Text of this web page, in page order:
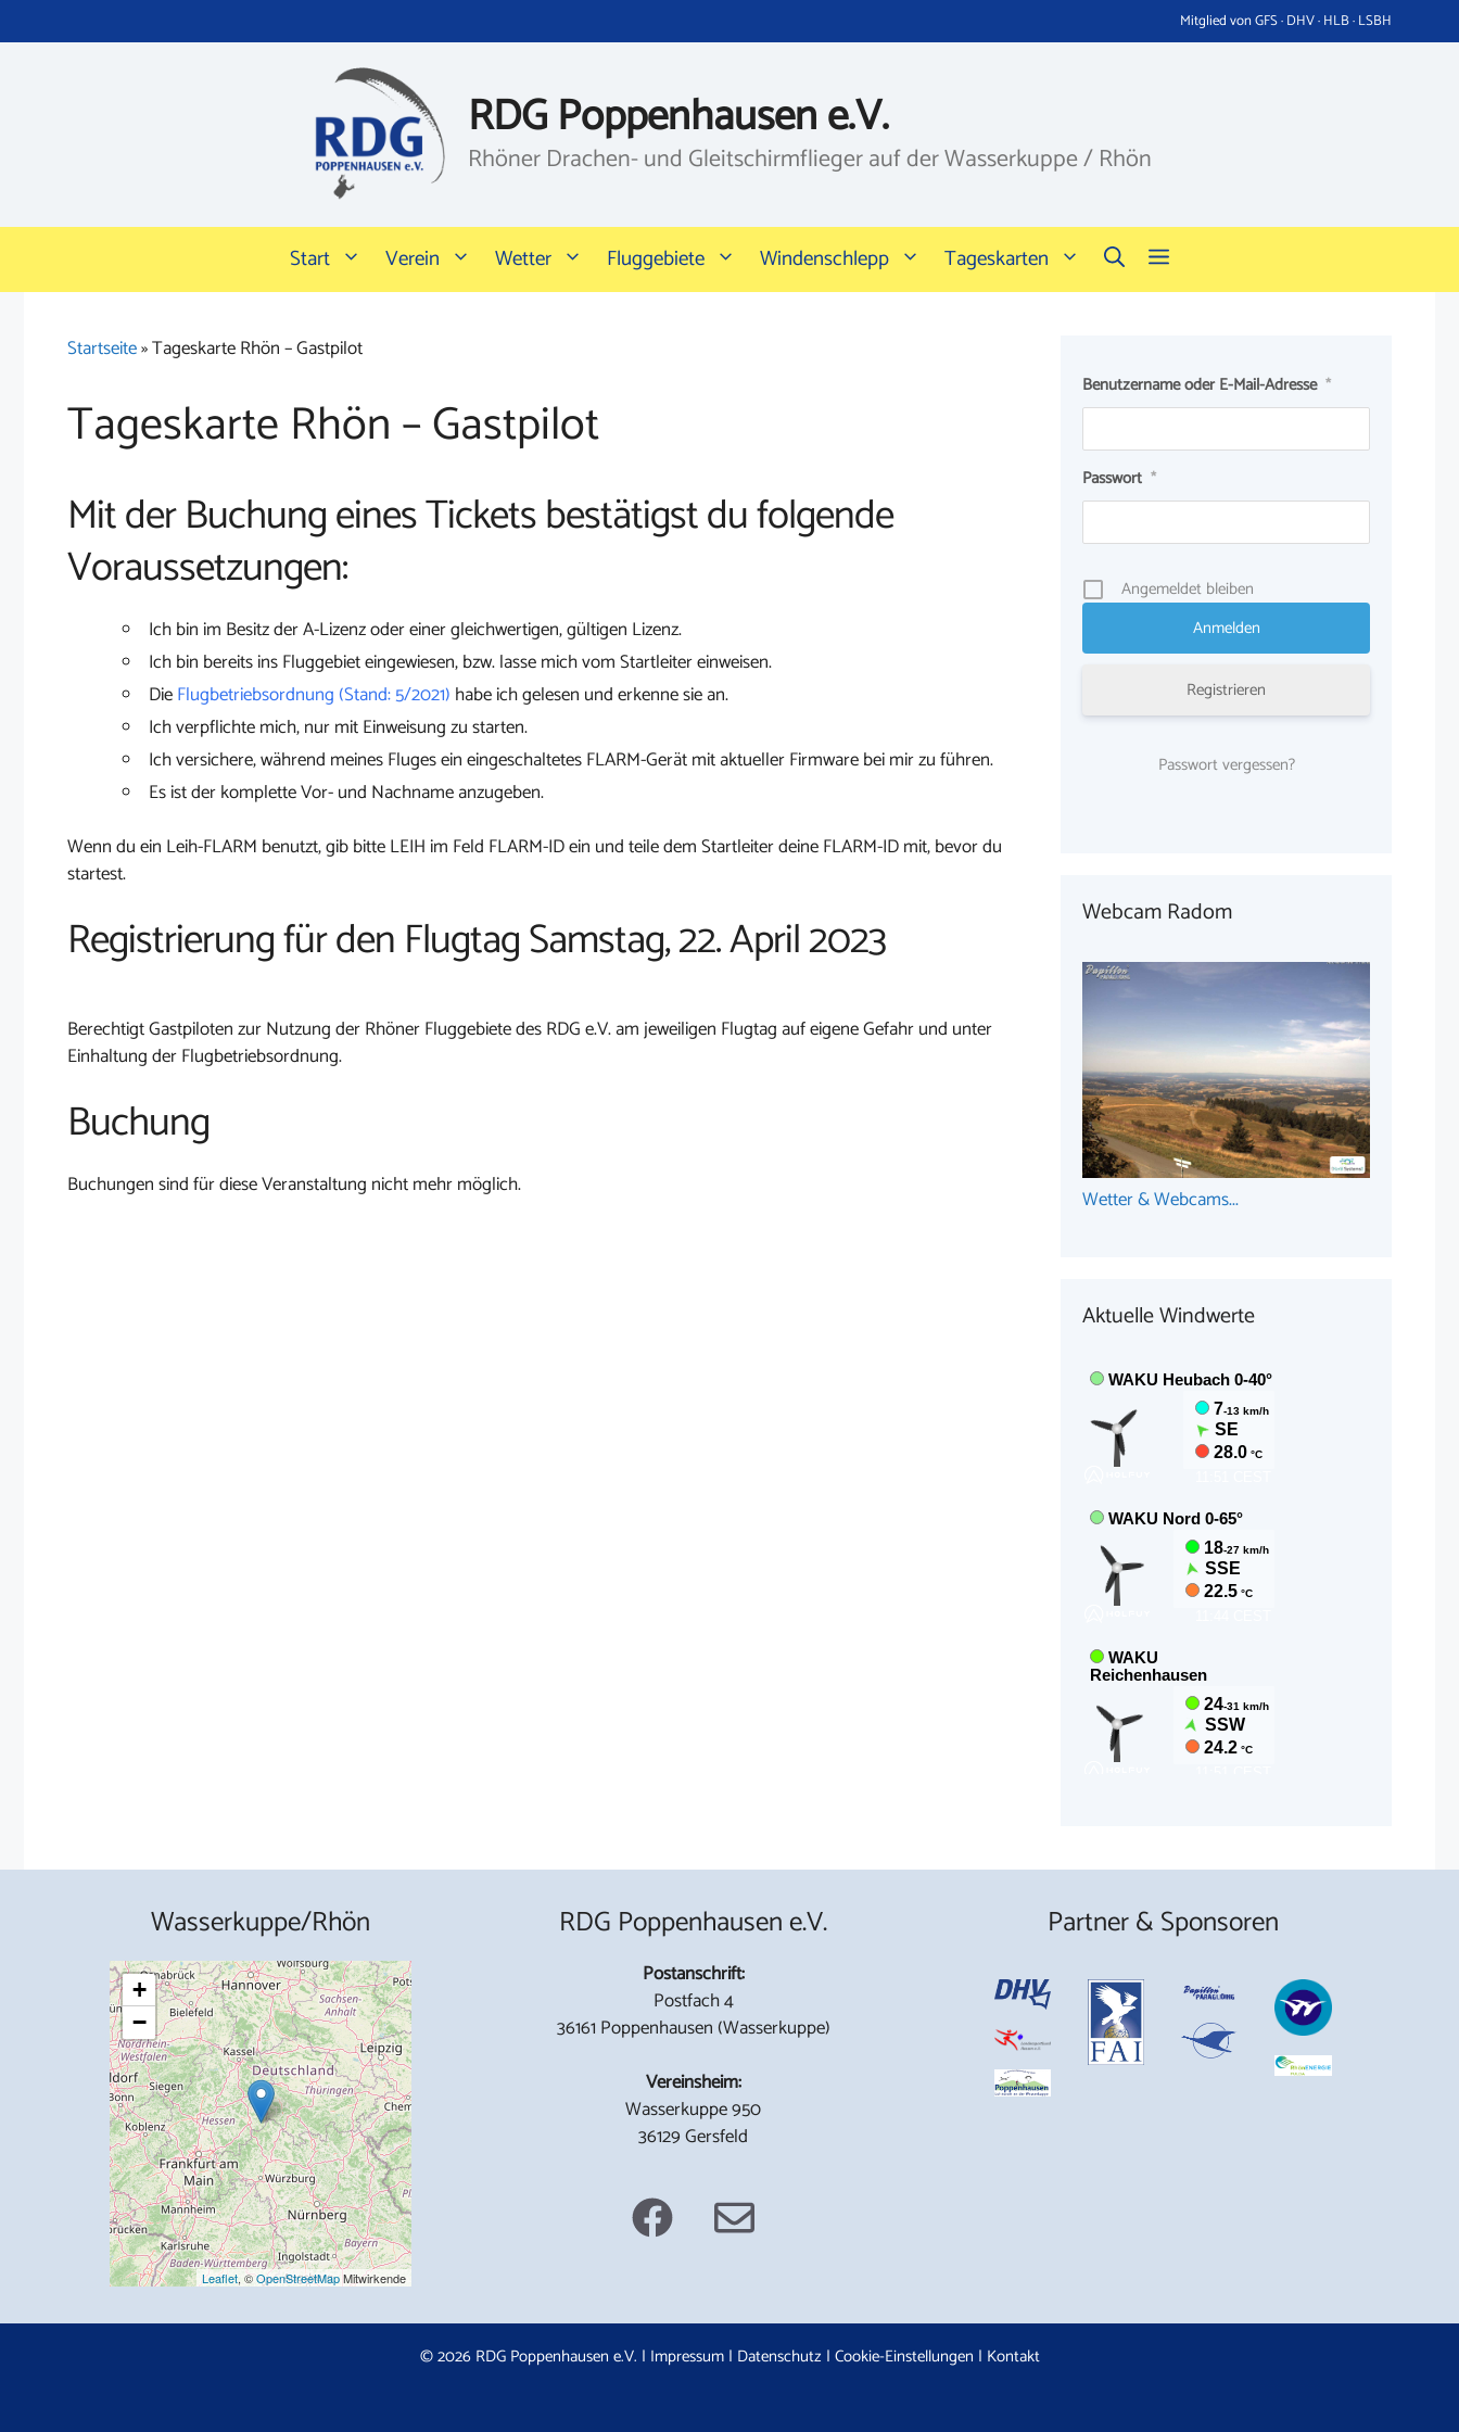
Inhalt
Mitglied von GFS · DHV · HLB · LSBH
RDG Poppenhausen e.V.
Rhöner Drachen- und Gleitschirmflieger auf der Wasserkuppe / Rhön
Start Verein Wetter Fluggebiete Windenschlepp Tageskarten
Startseite»Tageskarte Rhön – Gastpilot
Tageskarte Rhön – Gastpilot
Mit der Buchung eines Tickets bestätigst du folgende
Voraussetzungen:
Ich bin im Besitz der A-Lizenz oder einer gleichwertigen, gültigen Lizenz.
Ich bin bereits ins Fluggebiet eingewiesen, bzw. lasse mich vom Startleiter einweisen.
DieFlugbetriebsordnung (Stand: 5/2021) habe ich gelesen und erkenne sie an.
Ich verpflichte mich, nur mit Einweisung zu starten.
Ich versichere, während meines Fluges ein eingeschaltetes FLARM-Gerät mit aktueller Firmware bei mir zu führen.
Es ist der komplette Vor- und Nachname anzugeben.
Wenn du ein Leih-FLARM benutzt, gib bitte LEIH im Feld FLARM-ID ein und teile dem Startleiter deine FLARM-ID mit, bevor du
startest.
Registrierung für den Flugtag Samstag, 22. April 2023
Berechtigt Gastpiloten zur Nutzung der Rhöner Fluggebiete des RDG e.V. am jeweiligen Flugtag auf eigene Gefahr und unter
Einhaltung der Flugbetriebsordnung.
Buchung
Buchungen sind für diese Veranstaltung nicht mehr möglich.
Benutzername oder E-Mail-Adresse *
Passwort *
Angemeldet bleiben
Registrieren
Passwort vergessen?
Webcam Radom
Wetter & Webcams...
Aktuelle Windwerte
Wasserkuppe/Rhön
+
−
Leaflet, ©OpenStreetMapMitwirkende
RDG Poppenhausen e.V.
Postanschrift:
Postfach 4
36161 Poppenhausen (Wasserkuppe)
Vereinsheim:
Wasserkuppe 950
36129 Gersfeld
Partner & Sponsoren
© 2026 RDG Poppenhausen e.V. | Impressum| Datenschutz | Cookie-Einstellungen | Kontakt